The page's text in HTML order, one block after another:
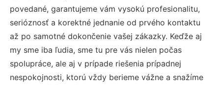
povedané, garantujeme vám vysokú profesionalitu,
serióznosť a korektné jednanie od prvého kontaktu
až po samotné dokončenie vašej zákazky. Keďže aj
my sme iba ľudia, sme tu pre vás nielen počas
spolupráce, ale aj v prípade riešenia prípadnej
nespokojnosti, ktorú vždy berieme vážne a snažíme